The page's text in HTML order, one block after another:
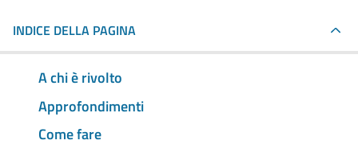
INDICE DELLA PAGINA
A chi è rivolto
Approfondimenti
Come fare